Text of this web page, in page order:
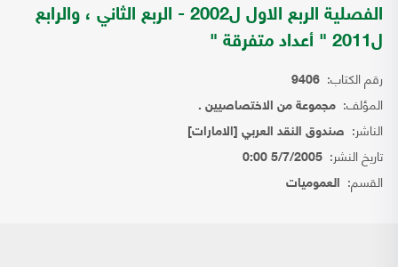
الفصلية الربع الاول ل2002 - الربع الثاني ، والرابع
ل2011 " أعداد متفرقة "
رقم الكتاب: 9406
المؤلف: مجموعة من الاختصاصيين .
الناشر: صندوق النقد العربي [الامارات]
تاريخ النشر: 5/7/2005 0:00
القسم: العموميات